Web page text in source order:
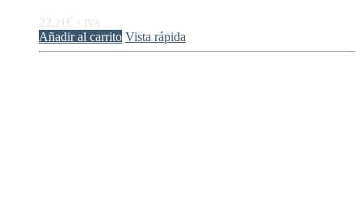
22,21 € + IVA
Añadir al carrito Vista rápida